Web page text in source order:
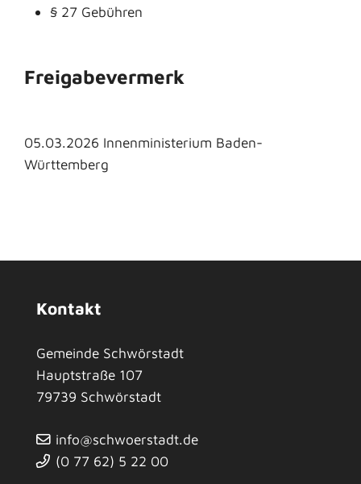
§ 27 Gebühren
Freigabevermerk
05.03.2026 Innenministerium Baden-
Württemberg
Kontakt
Gemeinde Schwörstadt
Hauptstraße 107
79739 Schwörstadt
info@schwoerstadt.de
(0 77 62) 5 22 00